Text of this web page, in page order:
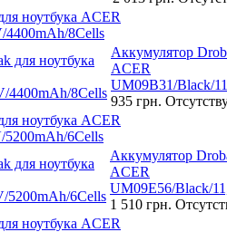
ноутбука ACER
8Cells
Аккумулятор
ACER
UM09B31/Black/
935 грн.
ноутбука ACER
6Cells
Аккумулятор
ACER
UM09E56/Black/
1 510 грн.
ноутбука ACER